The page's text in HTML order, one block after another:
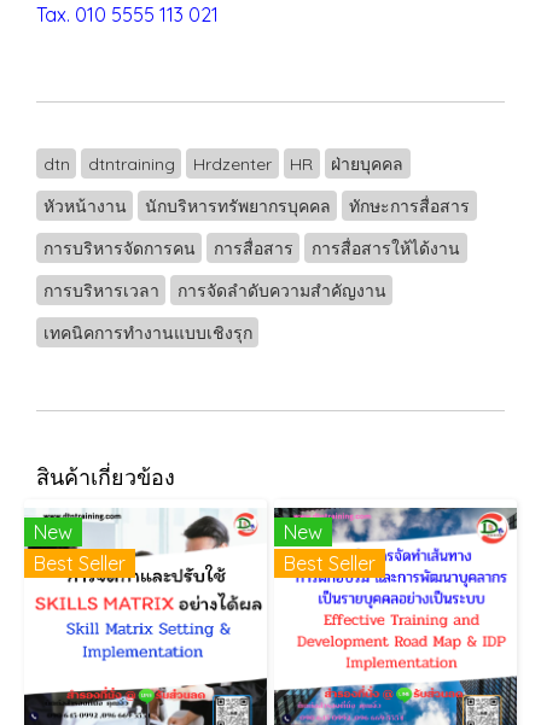
Tax. 010 5555 113 021
dtn dtntraining Hrdzenter HR
ฝ่ายบุคคล
หัวหน้างาน
นักบริหารทรัพยากรบุคคล
ทักษะการสื่อสาร
การบริหารจัดการคน
การสื่อสาร
การสื่อสารให้ได้งาน
การบริหารเวลา
การจัดลำดับความสำคัญงาน
เทคนิคการทำงานแบบเชิงรุก
สินค้าเกี่ยวข้อง
New
Best Seller
New
Best Seller